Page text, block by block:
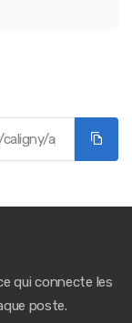
qui connecte les
poste.